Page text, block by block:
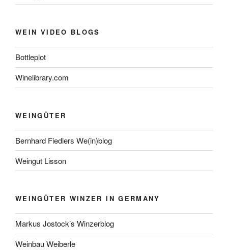
WEIN VIDEO BLOGS
Bottleplot
Winelibrary.com
WEINGÜTER
Bernhard Fiedlers We(in)blog
Weingut Lisson
WEINGÜTER WINZER IN GERMANY
Markus Jostock’s Winzerblog
Weinbau Weiberle